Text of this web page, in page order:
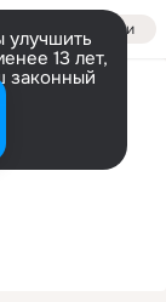
Войти
13 лет,
законный